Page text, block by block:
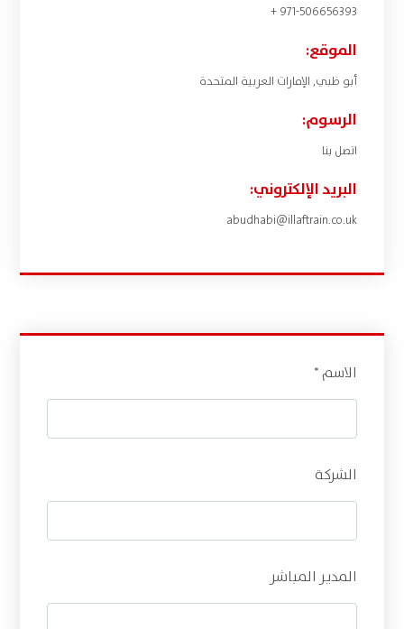
971-506656393 +
الموقع:
أبو ظبي, الإمارات العربية المتحدة
الرسوم:
اتصل بنا
البريد الإلكتروني:
abudhabi@illaftrain.co.uk
الاسم *
الشركة
المدير المباشر